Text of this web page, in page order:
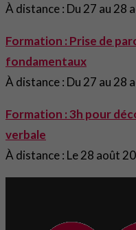
À distance : Du 27 au 28
Formation : Prise de
fondamentaux
À distance : Du 27 au 28
Formation : 3h pour
verbale
À distance : Le 28 août